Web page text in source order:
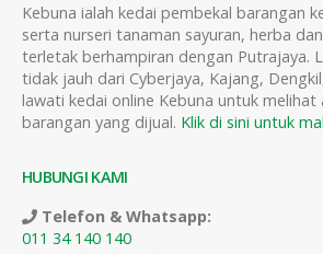
Kebuna ialah kedai pembekal barangan
serta nurseri tanaman sayuran, herba
terletak berhampiran dengan Putrajaya.
tidak jauh dari Cyberjaya, Kajang,
lawati kedai online Kebuna untuk melihat
barangan yang dijual. Klik di sini untuk
HUBUNGI KAMI
Telefon & Whatsapp:
011 34 140 140